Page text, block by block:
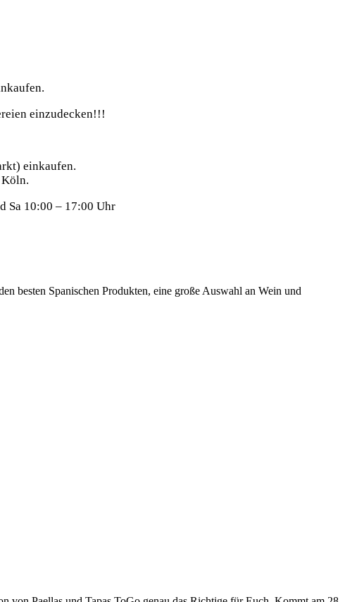
einzudecken!!!
einkaufen.
Sa 10:00 – 17:00 Uhr
besten Spanischen Produkten, eine große Auswahl an Wein und